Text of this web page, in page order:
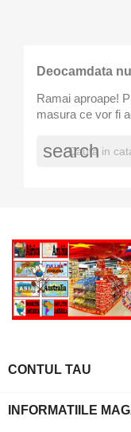
Deocamdata
Ramai aproape!
masura ce vor fi
search
CONTUL TAU
INFORMATIILE